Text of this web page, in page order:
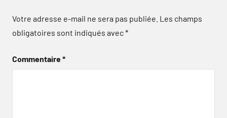
Votre adresse e-mail ne sera pas publiée. Les champs
obligatoires sont indiqués avec*
Commentaire*